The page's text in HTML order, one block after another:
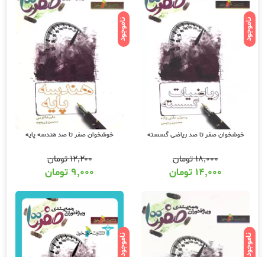
ناموجود
خوشخوان صفر تا صد ریاضی گسسته
۱۸,۰۰۰تومان
۱۴,۰۰۰ تومان
ناموجود
خوشخوان صفر تا صد هندسه پایه
۱۲,۲۰۰تومان
۹,۰۰۰ تومان
ناموجود ناموجود